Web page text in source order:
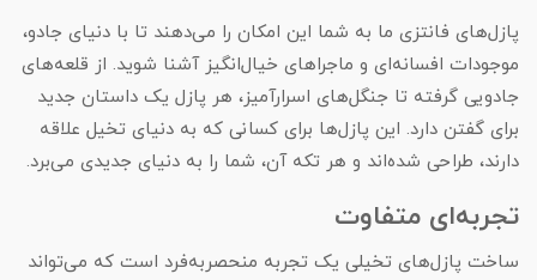
پازل‌های فانتزی ما به شما این امکان را می‌دهند تا با دنیای جادو،
موجودات افسانه‌ای و ماجراهای خیال‌انگیز آشنا شوید. از قلعه‌های
جادویی گرفته تا جنگل‌های اسرارآمیز، هر پازل یک داستان جدید
برای گفتن دارد. این پازل‌ها برای کسانی که به دنیای تخیل علاقه
دارند، طراحی شده‌اند و هر تکه آن، شما را به دنیای جدیدی می‌برد.
تجربه‌ای متفاوت
ساخت پازل‌های تخیلی یک تجربه منحصربه‌فرد است که می‌تواند